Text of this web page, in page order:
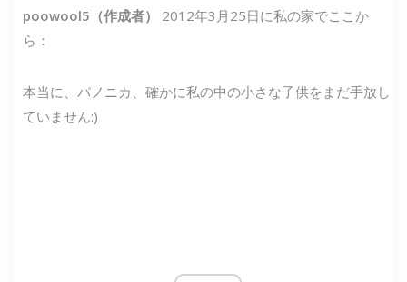
poowool5（作成者）
2012年3月25日に私の家でここか
ら：
本当に、パノニカ、確かに私の中の小さな子供をまだ手放し
ていません:)